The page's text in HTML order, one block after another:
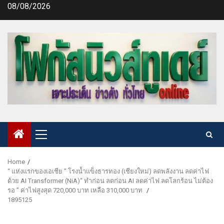
Skip08/08/2026
Primary
Menu
Home
“ แห่งแรกของเอเชีย ” โรงน้ำแข็งธารทอง (เชียงใหม่) ลดพลังงาน ลดค่าไฟ
ด้วย AI Transformer (NiA)“ ทำก่อน ลดก่อน AI ลดค่าไฟ ลดโลกร้อน ไม่ต้อง
รอ ” ค่าไฟสูงสุด 720,000 บาท เหลือ 310,000 บาท
1895125